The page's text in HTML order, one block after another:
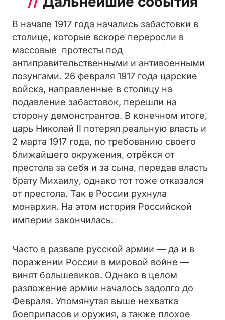
В начале 1917 года начались забастовки в
столице, которые вскоре переросли в
массовые протесты под
антиправительственными и антивоенными
лозунгами. 26 февраля 1917 года царские
войска, направленные в столицу на
подавление забастовок, перешли на
сторону демонстрантов. В конечном итоге,
царь Николай II потерял реальную власть и
2 марта 1917 года, по требованию своего
ближайшего окружения, отрёкся от
престола за себя и за сына, передав власть
брату Михаилу, однако тот тоже отказался
от престола. Так в России рухнула
монархия. На этом история Российской
империи закончилась.
Часто в развале русской армии — да и в
поражении России в мировой войне —
винят большевиков. Однако в целом
разложение армии началось задолго до
Февраля. Упомянутая выше нехватка
боеприпасов и оружия, а также плохое